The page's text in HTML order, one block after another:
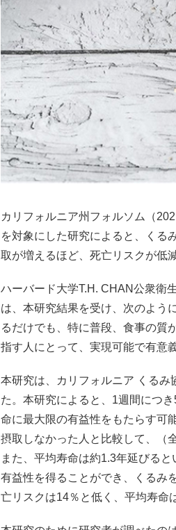
カリフォルニア州フォルソム（
を対象にした研究によると、くる
取が増えるほど、死亡リスクが低
ハーバード大学T.H. CHAN公衆衛
は、本研究結果を受け、次のよう
るだけでも、特に普段、食事の質
指す人にとって、実現可能で有意
本研究は、カリフォルニア くる
た。本研究によると、1週間につ
命に最大限の有益性をもたらす可
摂取しなかった人と比較して、（
また、平均寿命は約1.3年延びる
有益性を得ることができ、くるみ
亡リスクは14％と低く、平均寿命